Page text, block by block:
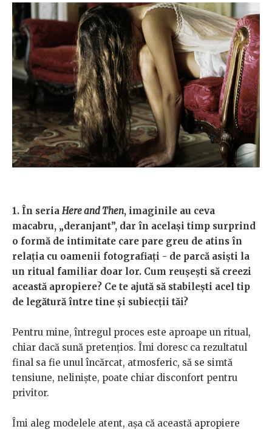
1. În seria Here and Then, imaginile au ceva
macabru, „deranjant”, dar în același timp surprind
o formă de intimitate care pare greu de atins în
relația cu oamenii fotografiați - de parcă asiști la
un ritual familiar doar lor. Cum reușești să creezi
această apropiere? Ce te ajută să stabilești acel tip
de legătură între tine și subiecții tăi?
Pentru mine, întregul proces este aproape un ritual,
chiar dacă sună pretențios. Îmi doresc ca rezultatul
final sa fie unul încărcat, atmosferic, să se simtă
tensiune, neliniște, poate chiar disconfort pentru
privitor.
Îmi aleg modelele atent, așa că această apropiere